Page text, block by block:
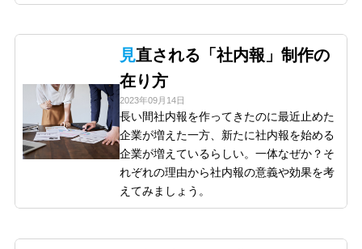
見直される「社内報」制作の
在り方
2023年09月14日
長い間社内報を作ってきたのに最近止めた
企業が増えた一方、新たに社内報を始める
企業が増えているらしい。一体なぜか？そ
れぞれの理由から社内報の意義や効果を考
えてみましょう。